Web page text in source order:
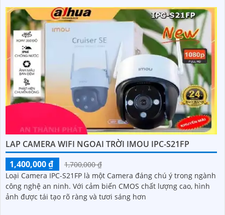
LAP CAMERA WIFI NGOAI TRỜI IMOU IPC-S21FP
1,400,000 ₫
1,700,000 ₫
Loại Camera IPC-S21FP là một Camera đáng chú ý trong ngành
công nghệ an ninh. Với cảm biến CMOS chất lượng cao, hình
ảnh được tái tạo rõ ràng và tươi sáng hơn